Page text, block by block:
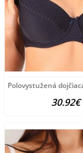
Polovystužená
30.92€